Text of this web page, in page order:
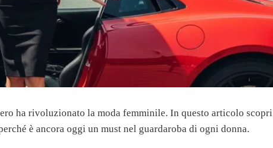
ha rivoluzionato la moda femminile. In questo articolo scopri
è ancora oggi un must nel guardaroba di ogni donna.